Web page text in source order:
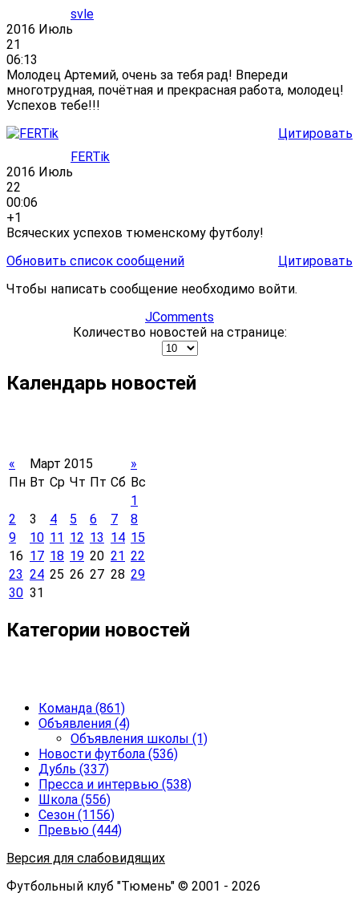
svle
2016 Июль
21
06:13
Молодец Артемий, очень за тебя рад! Впереди
многотрудная, почётная и прекрасная работа, молодец!
Успехов тебе!!!
Цитировать
FERTik
2016 Июль
22
00:06
+1
Всяческих успехов тюменскому футболу!
Цитировать
Обновить список сообщений
Чтобы написать сообщение необходимо войти.
JComments
Количество новостей на странице:
Календарь новостей
« Март 2015
»
Пн Вт Ср Чт Пт Сб Вс
1
2
3 4 5 6 7
8
9
10 11 12 13 14 15
16 17 18 19 20 21 22
23 24 25 26 27 28 29
30 31
Категории новостей
Команда (861)
Объявления (4)
Объявления школы (1)
Новости футбола (536)
Дубль (337)
Пресса и интервью (538)
Школа (556)
Сезон (1156)
Превью (444)
Версия для слабовидящих
Футбольный клуб "Тюмень" © 2001 - 2026